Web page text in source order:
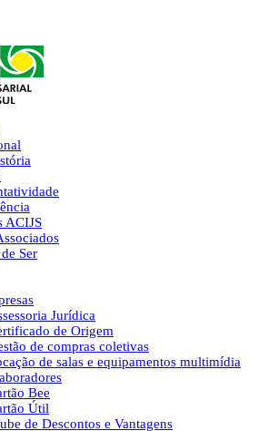
ACIJS
Ser
Jurídica
de Origem
de compras coletivas
de salas e equipamentos multimídia
Bee
Útil
de Descontos e Vantagens